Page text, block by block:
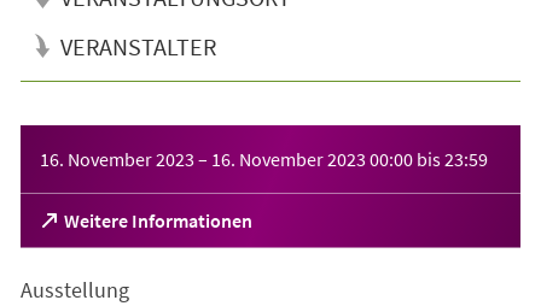
VERANSTALTER
16. November 2023 – 16. November 2023 00:00 bis23:59
Weitere Informationen
(Öffnet
in
neuen
Ausstellung